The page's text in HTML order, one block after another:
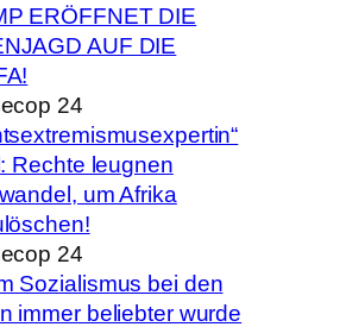
ERÖFFNET DIE
AUF DIE
24
Rechte leugnen
um Afrika
24
Sozialismus bei den
immer beliebter wurde